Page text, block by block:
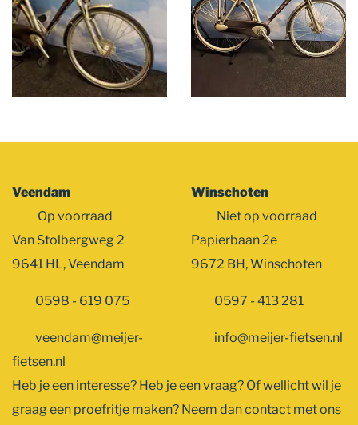
Veendam
Op voorraad
Van Stolbergweg 2
9641 HL, Veendam
0598 - 619 075
veendam@meijer-
fietsen.nl
Winschoten
Niet op voorraad
Papierbaan 2e
9672 BH, Winschoten
0597 - 413 281
info@meijer-fietsen.nl
Heb je een interesse? Heb je een vraag? Of wellicht wil je
graag een proefritje maken? Neem dan contact met ons